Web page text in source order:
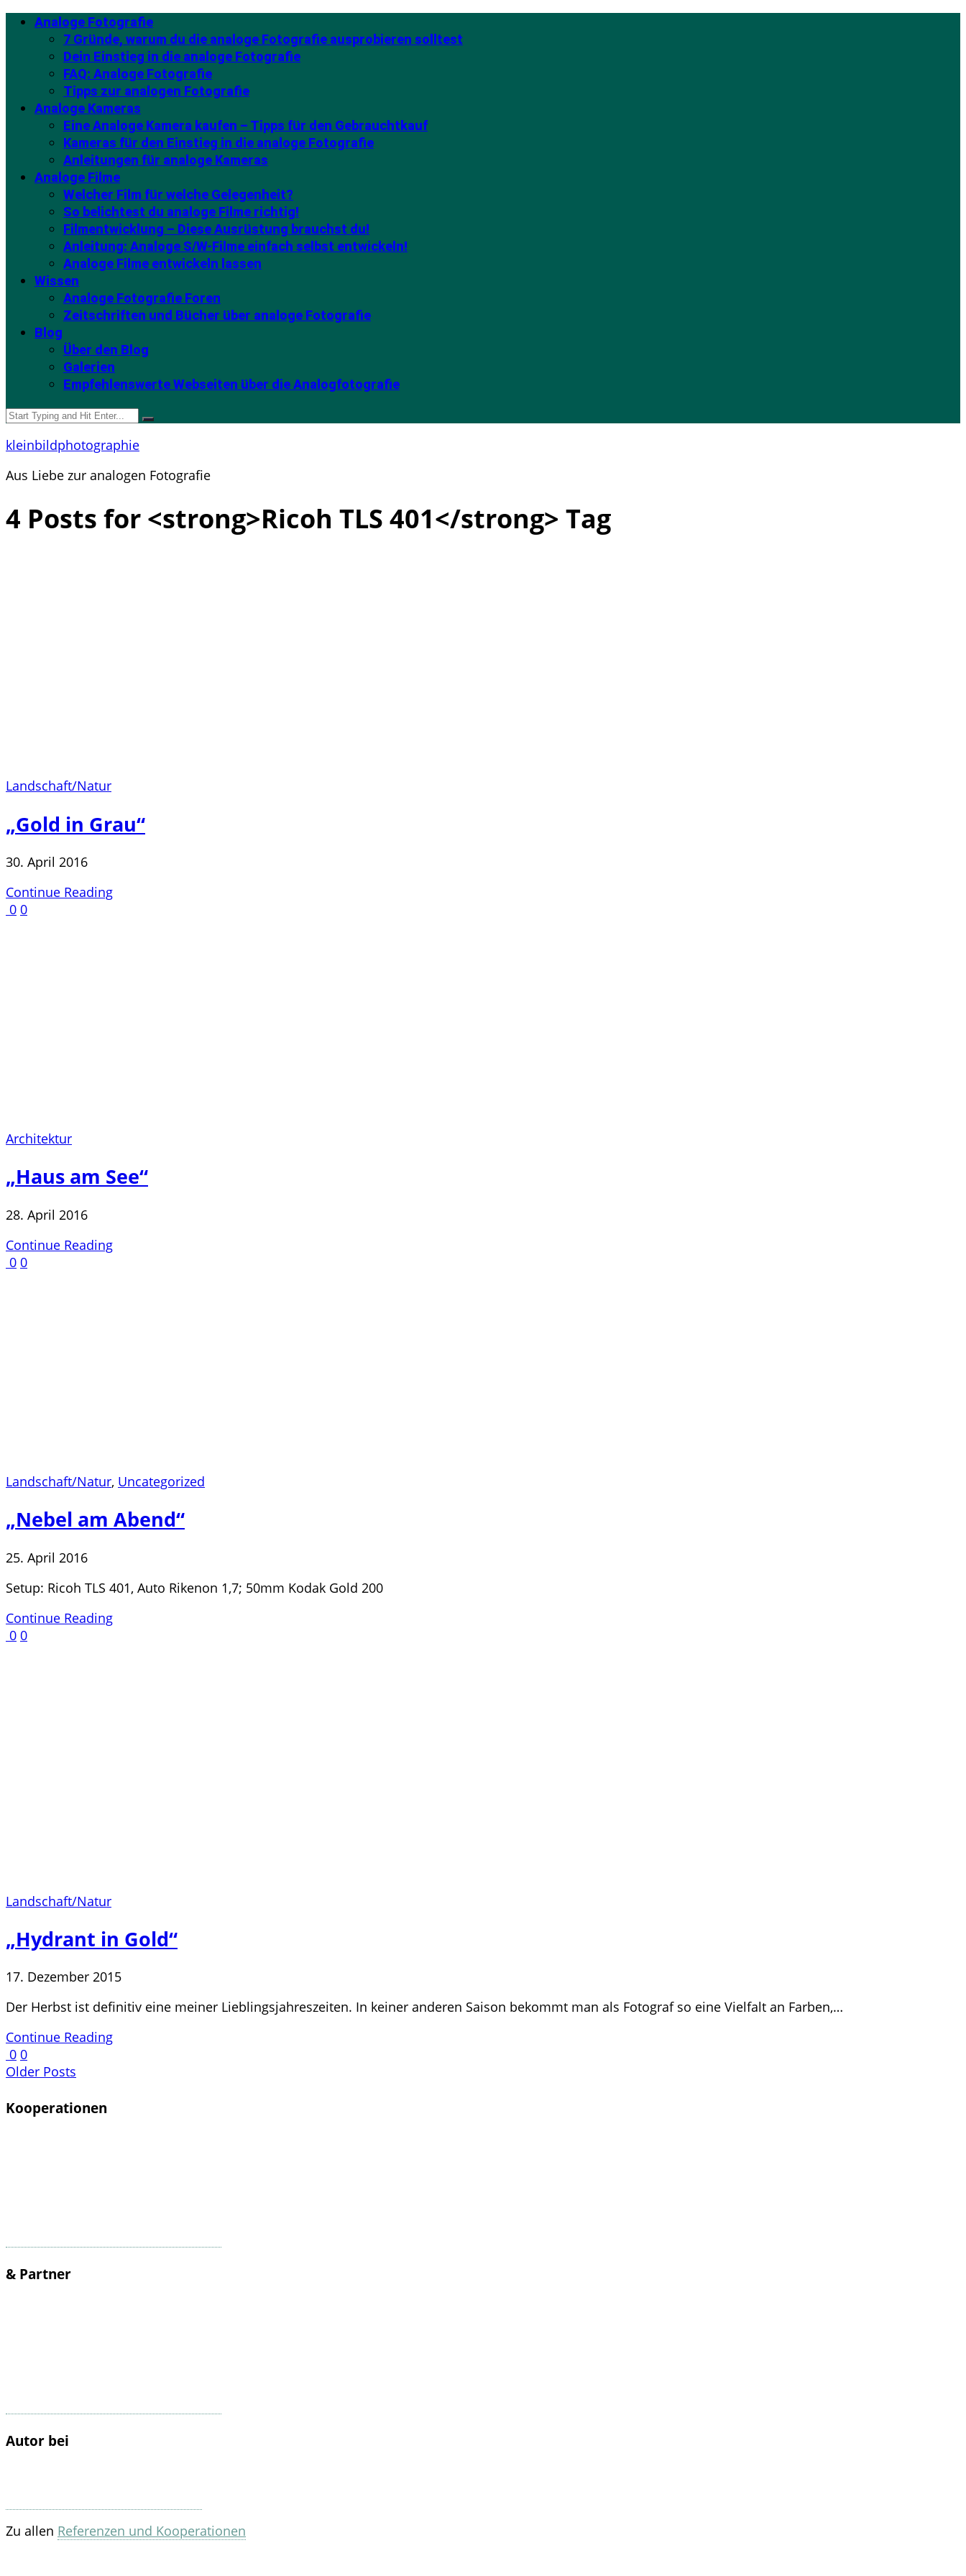
Analoge Fotografie
7 Gründe, warum du die analoge Fotografie ausprobieren solltest
Dein Einstieg in die analoge Fotografie
FAQ: Analoge Fotografie
Tipps zur analogen Fotografie
Analoge Kameras
Eine Analoge Kamera kaufen – Tipps für den Gebrauchtkauf
Kameras für den Einstieg in die analoge Fotografie
Anleitungen für analoge Kameras
Analoge Filme
Welcher Film für welche Gelegenheit?
So belichtest du analoge Filme richtig!
Filmentwicklung – Diese Ausrüstung brauchst du!
Anleitung: Analoge S/W-Filme einfach selbst entwickeln!
Analoge Filme entwickeln lassen
Wissen
Analoge Fotografie Foren
Zeitschriften und Bücher über analoge Fotografie
Blog
Über den Blog
Galerien
Empfehlenswerte Webseiten über die Analogfotografie
kleinbildphotographie
Aus Liebe zur analogen Fotografie
4 Posts for <strong>Ricoh TLS 401</strong> Tag
Landschaft/Natur
„Gold in Grau“
30. April 2016
Continue Reading
0 0
Architektur
„Haus am See“
28. April 2016
Continue Reading
0 0
Landschaft/Natur, Uncategorized
„Nebel am Abend“
25. April 2016
Setup: Ricoh TLS 401, Auto Rikenon 1,7; 50mm Kodak Gold 200
Continue Reading
0 0
Landschaft/Natur
„Hydrant in Gold“
17. Dezember 2015
Der Herbst ist definitiv eine meiner Lieblingsjahreszeiten. In keiner anderen Saison bekommt man als Fotograf so eine Vielfalt an Farben,…
Continue Reading
0 0
Older Posts
Kooperationen
& Partner
Autor bei
Zu allen Referenzen und Kooperationen